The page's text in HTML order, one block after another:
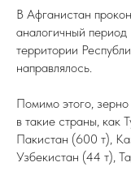
В Афганистан
аналогичный
территории
направлялось.
Помимо этого,
в такие страны, как
Пакистан (600 т),
Узбекистан (44 т),